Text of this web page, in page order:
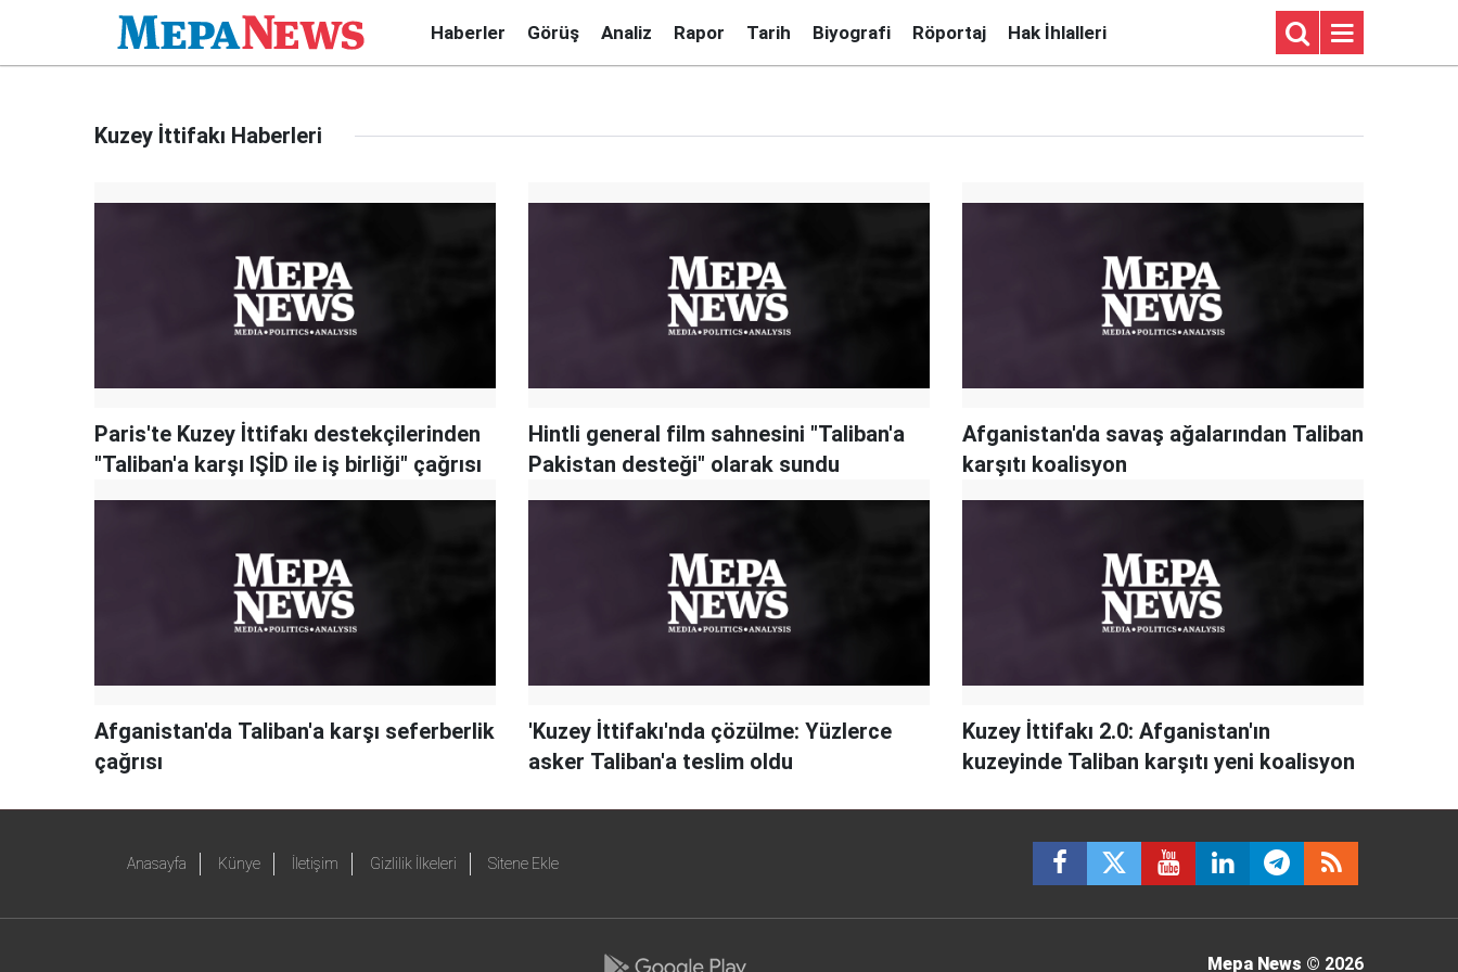
Haberler Görüş Analiz Rapor Tarih Biyografi Röportaj Hak İhlalleri
Kuzey İttifakı Haberleri
Paris'te Kuzey İttifakı destekçilerinden
"Taliban'a karşı IŞİD ile iş birliği" çağrısı
Hintli general film sahnesini "Taliban'a
Pakistan desteği" olarak sundu
Afganistan'da savaş ağalarından Taliban
karşıtı koalisyon
Afganistan'da Taliban'a karşı seferberlik
çağrısı
'Kuzey İttifakı'nda çözülme: Yüzlerce
asker Taliban'a teslim oldu
Kuzey İttifakı 2.0: Afganistan'ın
kuzeyinde Taliban karşıtı yeni koalisyon
Anasayfa Künye İletişim Gizlilik İlkeleri Sitene Ekle
Mepa News © 2026